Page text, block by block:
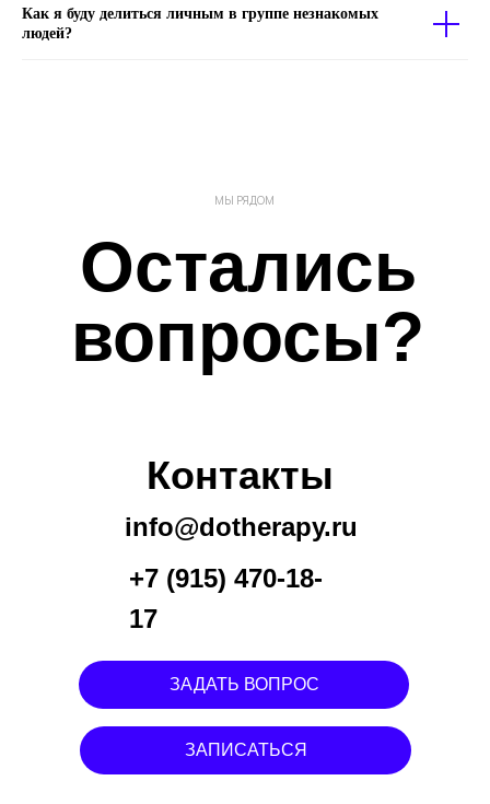
Как я буду делиться личным в группе незнакомых
людей?
МЫ РЯДОМ
Остались
вопросы?
Контакты
ЗАДАТЬ ВОПРОС
ЗАПИСАТЬСЯ
info@dotherapy.ru
+7 (915) 470-18-
17